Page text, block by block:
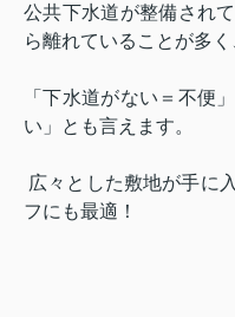
公共下水道が整備され
ら離れていることが多
「下水道がない＝不便
い」とも言えます。
広々とした敷地が手に
フにも最適！